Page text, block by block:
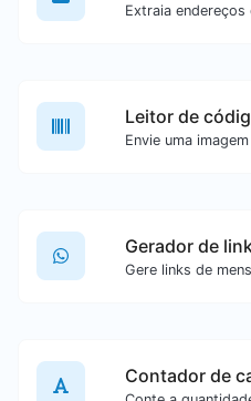
Leitor de
Contador de